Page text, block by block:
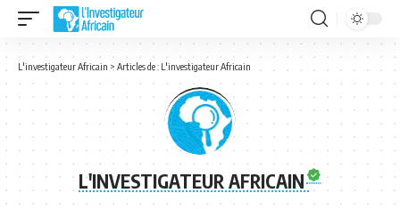
L'investigateur Africain > Articles de : L'investigateur Africain
L'INVESTIGATEUR AFRICAIN